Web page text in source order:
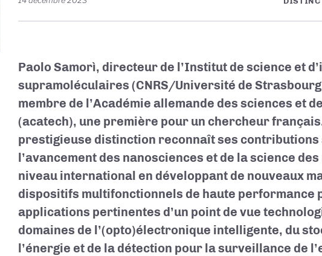
Paolo Samorì, directeur de l’Institut de science et
supramoléculaires (CNRS/Université de
membre de l’Académie allemande des sciences et
(acatech), une première pour un chercheur
prestigieuse distinction reconnaît ses
l’avancement des nanosciences et de la science
niveau international en développant de nouveaux
dispositifs multifonctionnels de haute performance
applications pertinentes d’un point de vue
domaines de l’(opto)électronique intelligente, du
l’énergie et de la détection pour la surveillance de